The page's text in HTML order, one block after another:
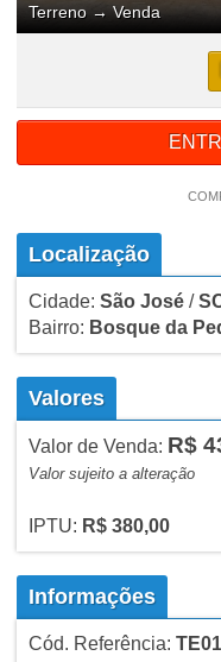
Terreno→Venda
Localização
Cidade: São José/
Bairro: Bosque da
Valores
Valor de Venda: R$
Valor sujeito a alteração
IPTU: R$ 380,00
Informações
Cód. Referência: TE01